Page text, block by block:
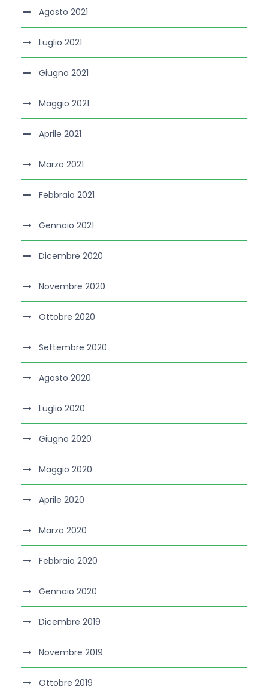
Agosto 2021
Luglio 2021
Giugno 2021
Maggio 2021
Aprile 2021
Marzo 2021
Febbraio 2021
Gennaio 2021
Dicembre 2020
Novembre 2020
Ottobre 2020
Settembre 2020
Agosto 2020
Luglio 2020
Giugno 2020
Maggio 2020
Aprile 2020
Marzo 2020
Febbraio 2020
Gennaio 2020
Dicembre 2019
Novembre 2019
Ottobre 2019